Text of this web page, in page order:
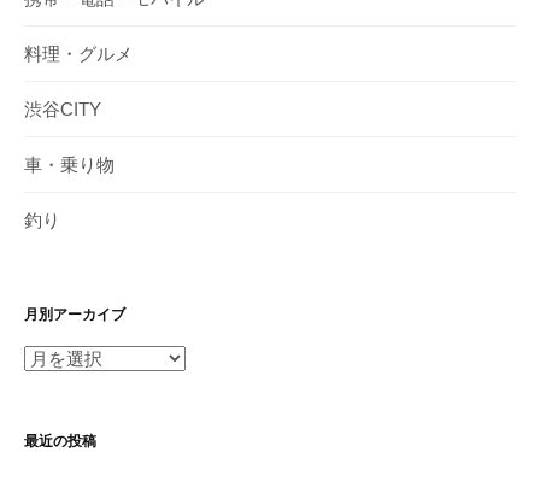
料理・グルメ
渋谷CITY
車・乗り物
釣り
月別アーカイブ
月
ー
最近の投稿